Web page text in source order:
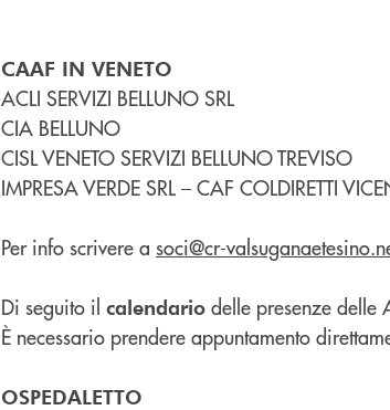
CAAF IN VENETO
ACLI SERVIZI BELLUNO SRL
CIA BELLUNO
CISL VENETO SERVIZI BELLUNO TREVISO
IMPRESA VERDE SRL – CAF COLDIRETTI
Per info scrivere a soci@cr-
Di seguito il calendario delle presenze delle
È necessario prendere appuntamento
OSPEDALETTO